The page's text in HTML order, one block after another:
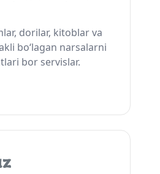
dorilar, kitoblar va
bo‘lagan narsalarni
bor servislar.